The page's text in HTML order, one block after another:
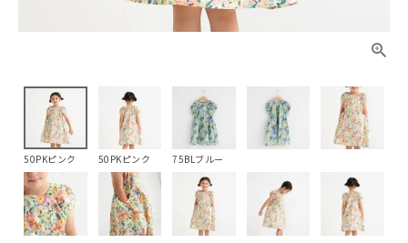
50PKピンク 50PKピンク 75BLブルー